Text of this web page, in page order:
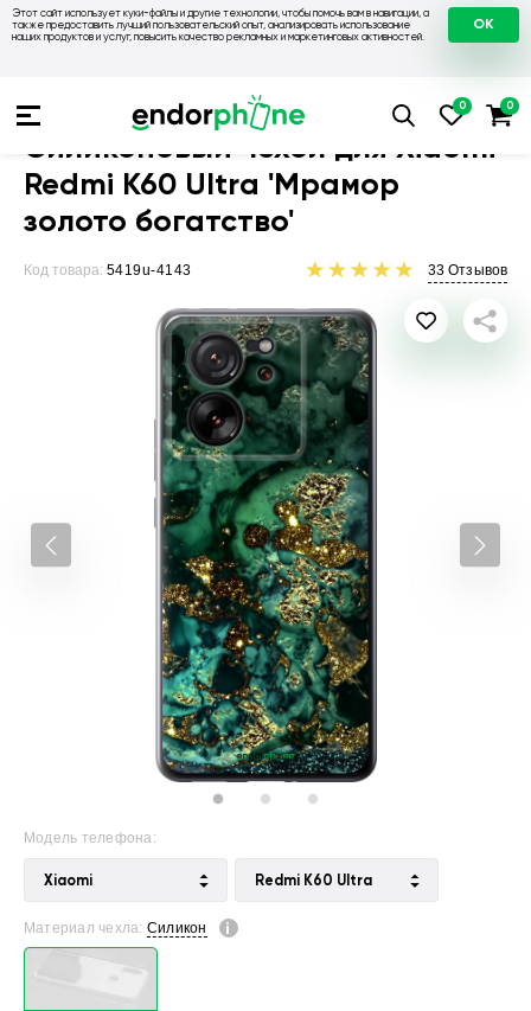
Этот сайт использует куки-файлы и другие технологии, чтобы помочь вам в навигации, а
также предоставить лучший пользовательский опыт, анализировать использование
наших продуктов и услуг, повысить качество рекламных и маркетинговых активностей.
OK
Чехлы на Xiaomi Чехол для Xiaomi
Силиконовый чехол для Xiaomi
Redmi K60 Ultra 'Мрамор
золото богатство'
Код товара: 5419u-4143 33 Отзывов
Модель телефона:
Xiaomi Redmi K60 Ultra
Материал чехла: Силикон